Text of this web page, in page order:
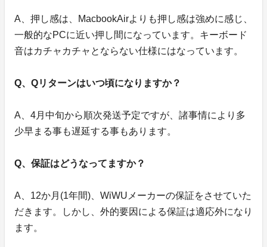
A、押し感は、MacbookAirよりも押し感は強めに感じ、
一般的なPCに近い押し間になっています。キーボード
音はカチャカチャとならない仕様にはなっています。
Q、Qリターンはいつ頃になりますか？
A、4月中旬から順次発送予定ですが、諸事情により多
少早まる事も遅延する事もあります。
Q、保証はどうなってますか？
A、12か月(1年間)、WiWUメーカーの保証をさせていた
だきます。しかし、外的要因による保証は適応外になり
ます。